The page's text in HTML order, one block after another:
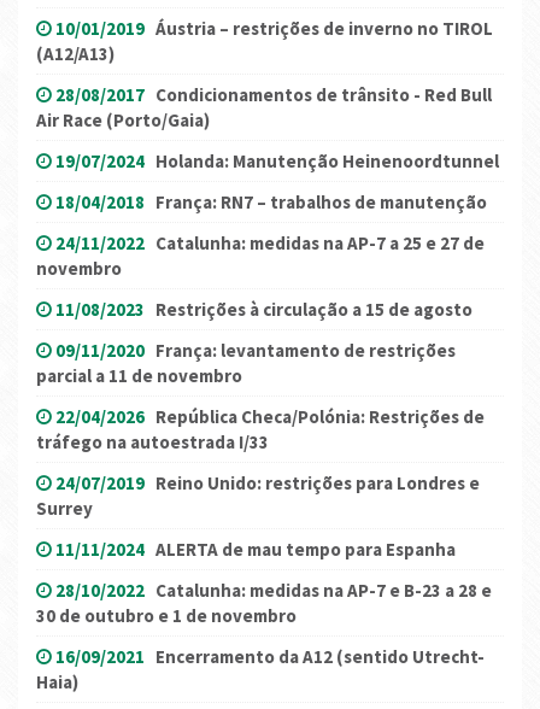
10/01/2019 Áustria – restrições de inverno no TIROL
(A12/A13)
28/08/2017 Condicionamentos de trânsito - Red Bull
Air Race (Porto/Gaia)
19/07/2024 Holanda: Manutenção Heinenoordtunnel
18/04/2018 França: RN7 – trabalhos de manutenção
24/11/2022 Catalunha: medidas na AP-7 a 25 e 27 de
novembro
11/08/2023 Restrições à circulação a 15 de agosto
09/11/2020 França: levantamento de restrições
parcial a 11 de novembro
22/04/2026 República Checa/Polónia: Restrições de
tráfego na autoestrada I/33
24/07/2019 Reino Unido: restrições para Londres e
Surrey
11/11/2024 ALERTA de mau tempo para Espanha
28/10/2022 Catalunha: medidas na AP-7 e B-23 a 28 e
30 de outubro e 1 de novembro
16/09/2021 Encerramento da A12 (sentido Utrecht-
Haia)